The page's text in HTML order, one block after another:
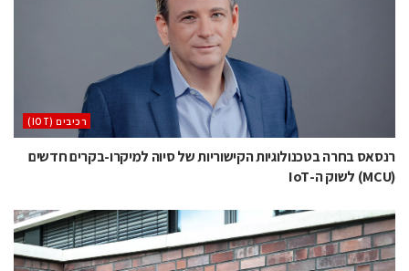
‫רכיבים‬ (IOT)
רנסאס בחרה בטכנולוגיות הקישוריות של סיוה למיקרו-בקרים חדשים
(MCU) לשוק ה-IoT